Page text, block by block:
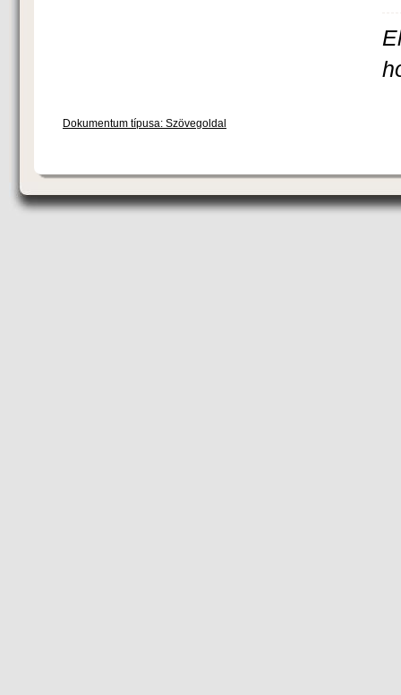
Dokumentum típusa: Szövegoldal